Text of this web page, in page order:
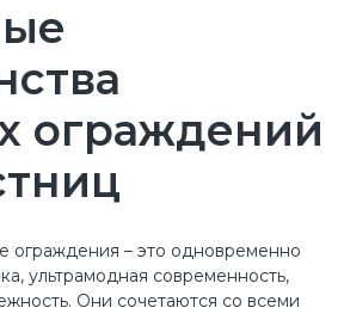
ограждений
ограждения – это одновременно
ультрамодная современность,
Они сочетаются со всеми